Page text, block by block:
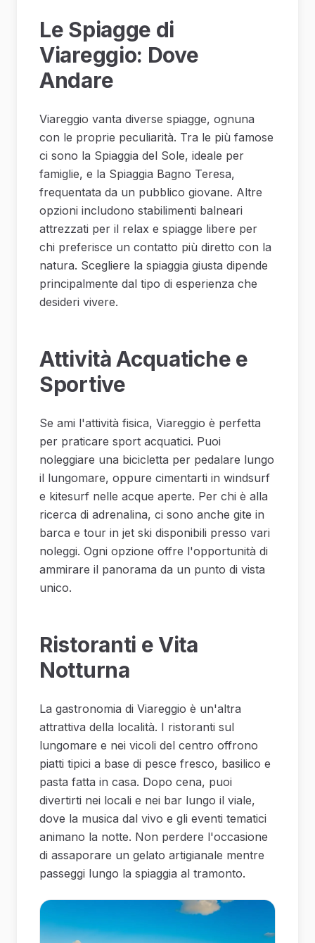
Le Spiagge di
Viareggio: Dove
Andare
Viareggio vanta diverse spiagge, ognuna
con le proprie peculiarità. Tra le più famose
ci sono la Spiaggia del Sole, ideale per
famiglie, e la Spiaggia Bagno Teresa,
frequentata da un pubblico giovane. Altre
opzioni includono stabilimenti balneari
attrezzati per il relax e spiagge libere per
chi preferisce un contatto più diretto con la
natura. Scegliere la spiaggia giusta dipende
principalmente dal tipo di esperienza che
desideri vivere.
Attività Acquatiche e
Sportive
Se ami l'attività fisica, Viareggio è perfetta
per praticare sport acquatici. Puoi
noleggiare una bicicletta per pedalare lungo
il lungomare, oppure cimentarti in windsurf
e kitesurf nelle acque aperte. Per chi è alla
ricerca di adrenalina, ci sono anche gite in
barca e tour in jet ski disponibili presso vari
noleggi. Ogni opzione offre l'opportunità di
ammirare il panorama da un punto di vista
unico.
Ristoranti e Vita
Notturna
La gastronomia di Viareggio è un'altra
attrattiva della località. I ristoranti sul
lungomare e nei vicoli del centro offrono
piatti tipici a base di pesce fresco, basilico e
pasta fatta in casa. Dopo cena, puoi
divertirti nei locali e nei bar lungo il viale,
dove la musica dal vivo e gli eventi tematici
animano la notte. Non perdere l'occasione
di assaporare un gelato artigianale mentre
passeggi lungo la spiaggia al tramonto.